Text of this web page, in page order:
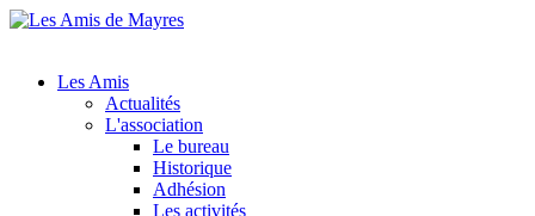
Les Amis
Actualités
L'association
Le bureau
Historique
Adhésion
Les activités